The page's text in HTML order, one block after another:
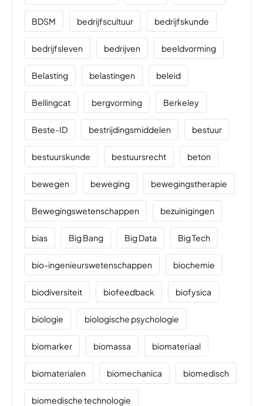
BDSM bedrijfscultuur bedrijfskunde
bedrijfsleven bedrijven beeldvorming
Belasting belastingen beleid
Bellingcat bergvorming Berkeley
Beste-ID bestrijdingsmiddelen bestuur
bestuurskunde bestuursrecht beton
bewegen beweging bewegingstherapie
Bewegingswetenschappen bezuinigingen
bias Big Bang Big Data Big Tech
bio-ingenieurswetenschappen biochemie
biodiversiteit biofeedback biofysica
biologie biologische psychologie
biomarker biomassa biomateriaal
biomaterialen biomechanica biomedisch
biomedische technologie